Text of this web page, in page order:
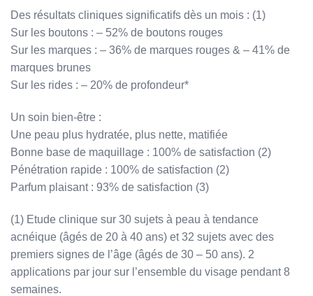
Des résultats cliniques significatifs dès un mois : (1)
Sur les boutons : – 52% de boutons rouges
Sur les marques : – 36% de marques rouges & – 41% de
marques brunes
Sur les rides : – 20% de profondeur*
Un soin bien-être :
Une peau plus hydratée, plus nette, matifiée
Bonne base de maquillage : 100% de satisfaction (2)
Pénétration rapide : 100% de satisfaction (2)
Parfum plaisant : 93% de satisfaction (3)
(1) Etude clinique sur 30 sujets à peau à tendance
acnéique (âgés de 20 à 40 ans) et 32 sujets avec des
premiers signes de l’âge (âgés de 30 – 50 ans). 2
applications par jour sur l’ensemble du visage pendant 8
semaines.